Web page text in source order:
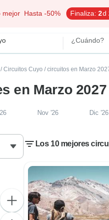
mejor Hasta -50% Finaliza: 2d
¿Cuándo?
/ Circuitos Cuyo / circuitos en Marzo
en Marzo 2027
Nov '26 Dic '26
Los 10 mejores